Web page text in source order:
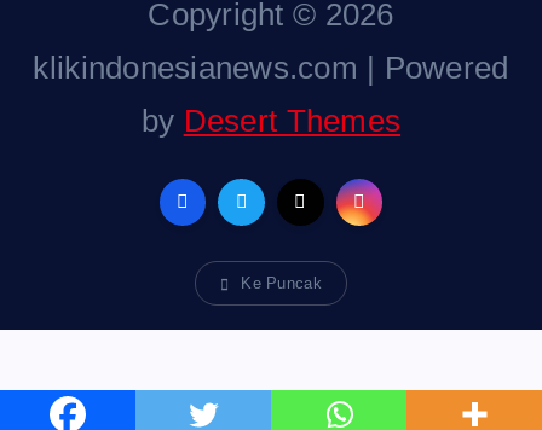
Copyright © 2026
klikindonesianews.com | Powered
by Desert Themes
Ke Puncak